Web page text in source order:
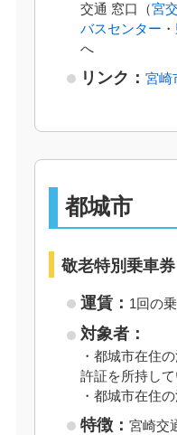
交通 窓口（宮
バスセンター ・
へ
リンク：宮崎
都城市
敬老特別乗車券
運賃： 1回の
対象者：
・都城市在住
許証を所持し
・都城市在住
特徴：宮崎交